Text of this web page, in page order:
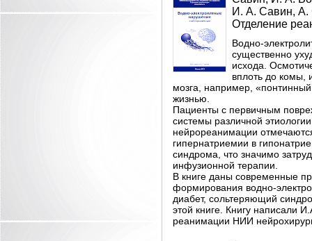
И. А. Савин, А.
Отделение
Водно-
существенно
исхода.
вплоть до комы,
мозга, например,
жизнью.
Пациенты с первичным
системы различной
нейрореанимации
гипернатриемии в
синдрома, что значимо
инфузионной терапии.
В книге даны современные
формирования водно-
диабет, сольтеряющий
этой книге. Книгу написали
реанимации НИИ